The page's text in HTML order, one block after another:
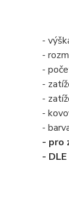
-
-
-
-
-
-
-
- pro
-